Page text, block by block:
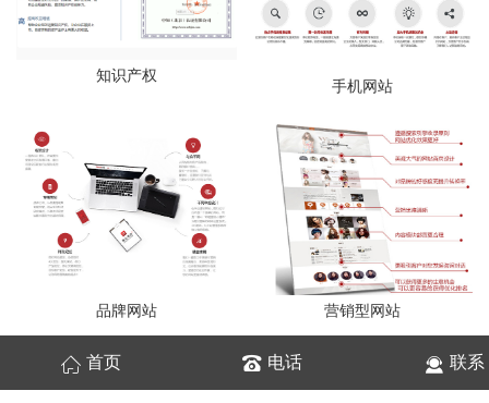
知识产权
手机网站
品牌网站 营销型网站
首页 电话 联系